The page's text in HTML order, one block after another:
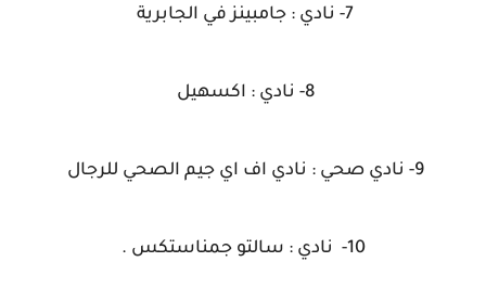
7- نادي : جامبينز في الجابرية
8- نادي : اكسهيل
9- نادي صحي : نادي اف اي جيم الصحي للرجال
10- نادي : سالتو جمناستكس .